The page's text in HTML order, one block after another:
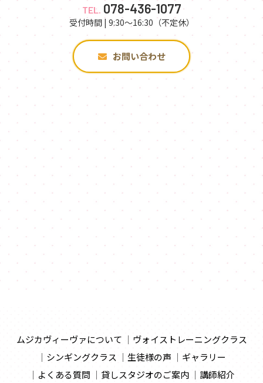
TEL. 078-436-1077
受付時間 | 9:30～16:30（不定休）
お問い合わせ
ムジカヴィーヴァについて
ヴォイストレーニングクラス
シンギングクラス
生徒様の声
ギャラリー
よくある質問
貸しスタジオのご案内 講師紹介